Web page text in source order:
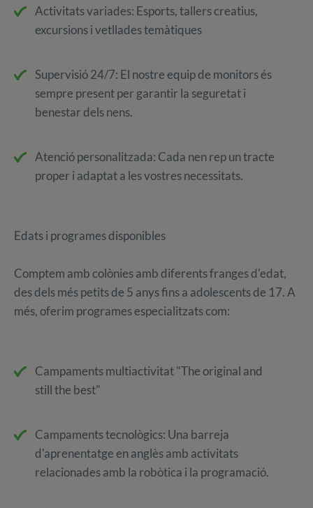
Activitats variades: Esports, tallers creatius,
excursions i vetllades temàtiques
Supervisió 24/7: El nostre equip de monitors és
sempre present per garantir la seguretat i
benestar dels nens.
Atenció personalitzada: Cada nen rep un tracte
proper i adaptat a les vostres necessitats.
Edats i programes disponibles
Comptem amb colònies amb diferents franges d'edat,
des dels més petits de 5 anys fins a adolescents de 17. A
més, oferim programes especialitzats com:
Campaments multiactivitat "The original and
still the best"
Campaments tecnològics: Una barreja
d'aprenentatge en anglès amb activitats
relacionades amb la robòtica i la programació.